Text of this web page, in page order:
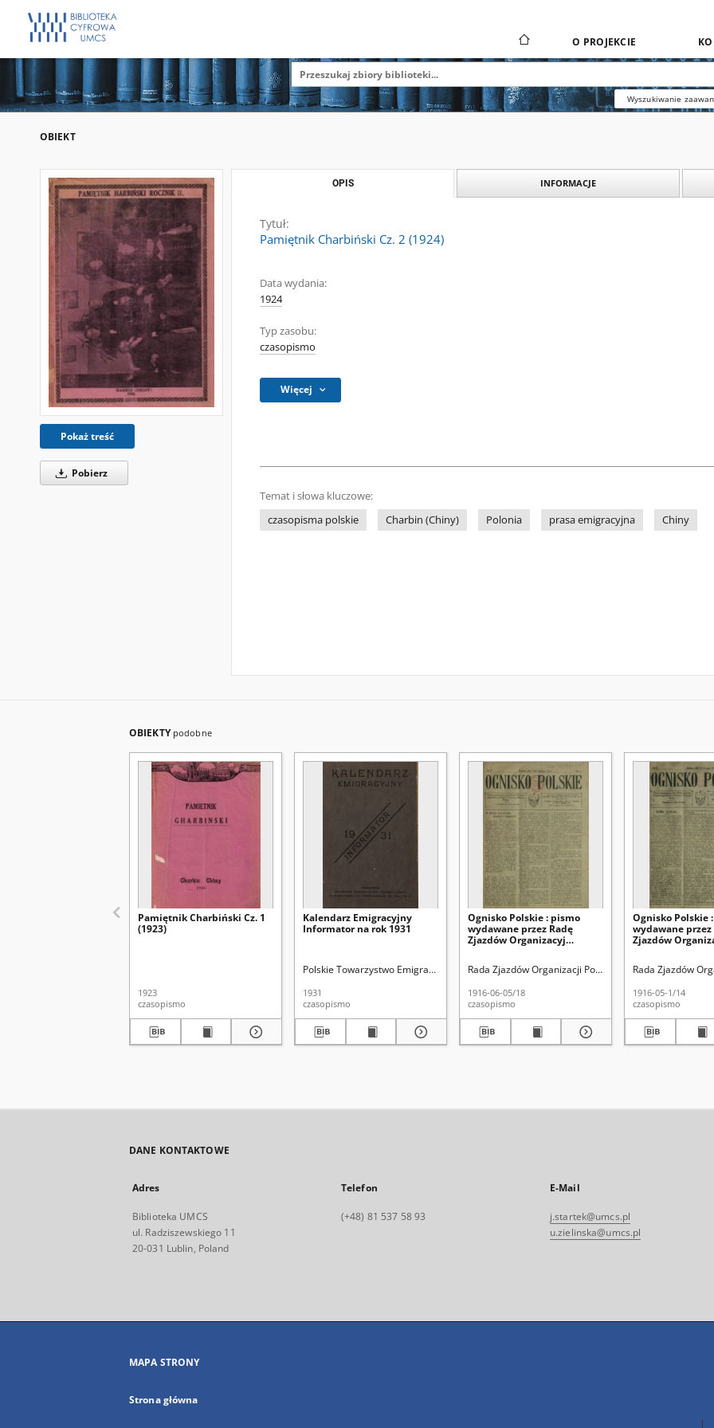
O PROJEKCIE
Wyszukiwanie
OBIEKT
Pokaż treść
Pobierz
OPIS INFORMACJE
Tytuł:
Pamiętnik Charbiński Cz. 2 (1924)
Data wydania:
1924
Typ zasobu:
czasopismo
Więcej
Temat i słowa kluczowe:
czasopisma polskie
Charbin (Chiny) Polonia prasa emigracyjna Chiny
OBIEKTY podobne
Pamiętnik Charbiński Cz. 1
(1923)
1923
czasopismo
Kalendarz Emigracyjny
Informator na rok 1931
Polskie Towarzystwo Emigracyjne
1931
czasopismo
Ognisko Polskie : pismo
wydawane przez Radę
Zjazdów Organizacyj
czerwca 1916)
Rada Zjazdów Organizacji Polskich Pomocy Ofiarom
1916-06-05/18
czasopismo
Ognisko Polskie
wydawane przez
Zjazdów
1916)
Rada Zjazdów
1916-05-1/14
czasopismo
DANE KONTAKTOWE
Adres
Biblioteka UMCS
ul. Radziszewskiego 11
20-031 Lublin, Poland
Telefon
(+48) 81 537 58 93
E-Mail
j.startek@umcs.pl
u.zielinska@umcs.pl
MAPA STRONY
Strona główna